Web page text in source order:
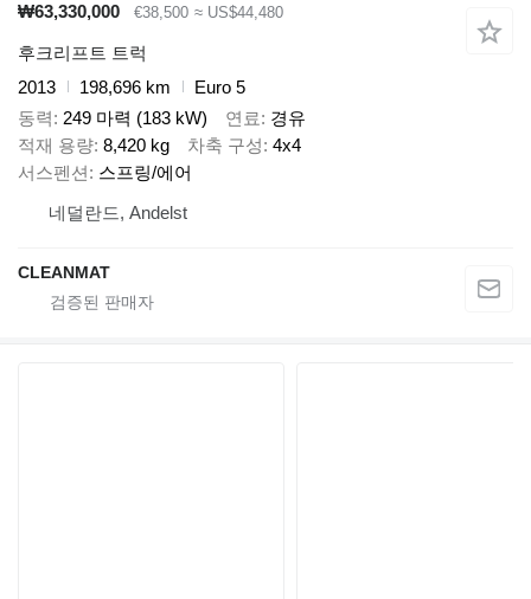
₩63,330,000 €38,500 ≈ US$44,480
후크리프트 트럭
2013
198,696 km
Euro 5
동력
249 마력 (183 kW) 연료
경유
적재 용량 8,420 kg 차축 구성 4x4
서스펜션
스프링/에어
네덜란드, Andelst
CLEANMAT